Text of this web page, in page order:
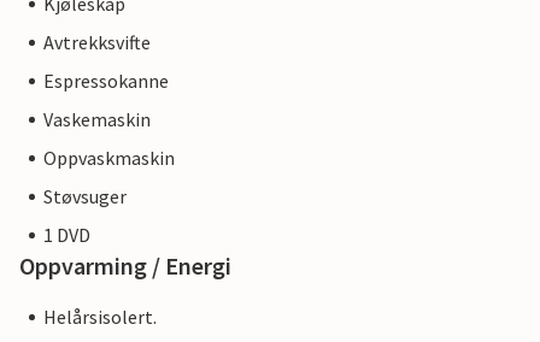
Avtrekksvifte
Espressokanne
Vaskemaskin
Oppvaskmaskin
Støvsuger
1 DVD
Oppvarming / Energi
Helårsisolert.